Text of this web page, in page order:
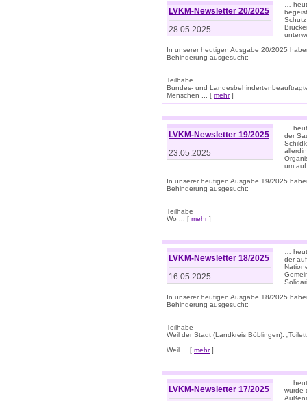
LVKM-Newsletter 20/2025
28.05.2025
…
In unserer heutigen Ausgabe 20/2025
Behinderung ausgesucht:
Teilhabe
Bundes- und
Menschen ... [ mehr]
LVKM-Newsletter 19/2025
23.05.2025
…
der
um
In unserer heutigen Ausgabe 19/2025
Behinderung ausgesucht:
Teilhabe
Wo ... [ mehr]
LVKM-Newsletter 18/2025
16.05.2025
…
der
In unserer heutigen Ausgabe 18/2025
Behinderung ausgesucht:
Teilhabe
Weil der Stadt (Landkreis Böblingen):
--------------------------------------
Weil ... [ mehr]
LVKM-Newsletter 17/2025
…
wurde